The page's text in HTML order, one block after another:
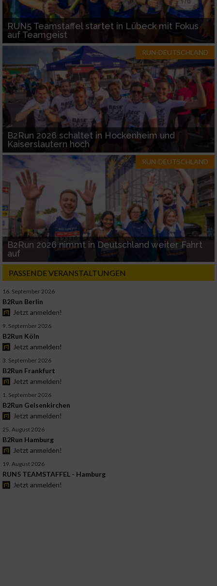
RUN5 Teamstaffel startet in Lübeck mit Fokus
auf Teamgeist
RUN-DEUTSCHLAND
B2Run 2026 schaltet in Hockenheim und
Kaiserslautern hoch
RUN-DEUTSCHLAND
B2Run 2026 nimmt in Deutschland weiter Fahrt
auf
PASSENDE VERANSTALTUNGEN
16. September 2026
B2Run Berlin
Jetzt anmelden!
9. September 2026
B2Run Köln
Jetzt anmelden!
3. September 2026
B2Run Frankfurt
Jetzt anmelden!
1. September 2026
B2Run Gelsenkirchen
Jetzt anmelden!
25. August 2026
B2Run Hamburg
Jetzt anmelden!
19. August 2026
RUN5 TEAMSTAFFEL - Hamburg
Jetzt anmelden!